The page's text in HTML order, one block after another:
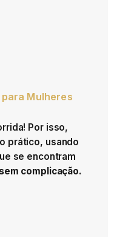
Mulheres
Por isso,
prático, usando
se encontram
sem complicação.